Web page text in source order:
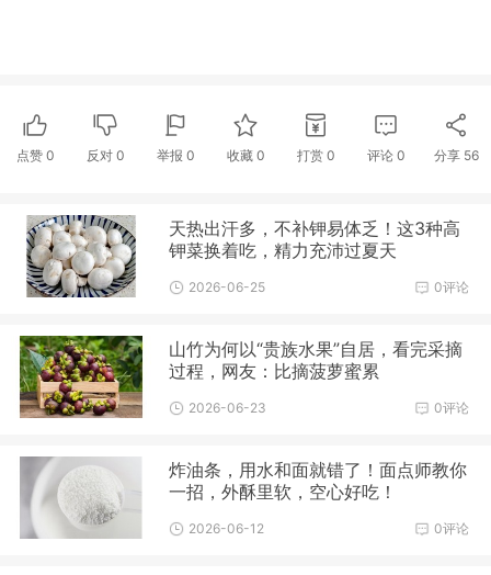
点赞 0 反对 0 举报 0 收藏 0 打赏 0 评论 0 分享 56
天热出汗多，不补钾易体乏！这3种高
钾菜换着吃，精力充沛过夏天
0评论
2026-06-25
山竹为何以“贵族水果”自居，看完采摘
过程，网友：比摘菠萝蜜累
0评论
2026-06-23
炸油条，用水和面就错了！面点师教你
一招，外酥里软，空心好吃！
0评论
2026-06-12